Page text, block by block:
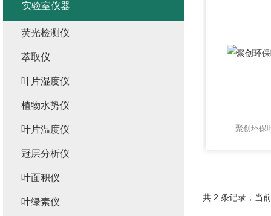
聚创环保
共 2 条记录，当
实验室仪器
荧光检测仪
萃取仪
叶片湿度仪
植物水势仪
叶片温度仪
冠层分析仪
叶面积仪
叶绿素仪